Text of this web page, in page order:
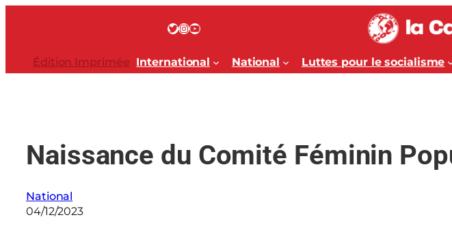
Twitter InstagramYouTube
Édition Imprimée International National Luttes pour le socialisme
Naissance du Comité Féminin
National
04/12/2023